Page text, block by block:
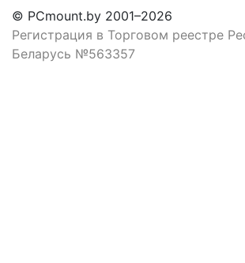
© PCmount.by 2001–2026
Регистрация в Торговом реестре
Беларусь №563357